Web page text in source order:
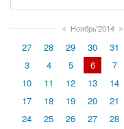
◄ Ноябрь'2014 ►
27 28 29 30 31
3
4 5 6 7
10
11 12 13 14
17
18 19 20 21
24
25 26 27 28